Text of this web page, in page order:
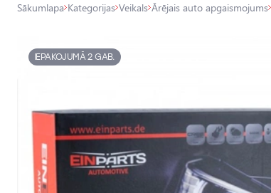
Sākumlapa Kategorijas Veikals Ārējais auto apgaismojums
IEPAKOJUMĀ 2 GAB.
Ārējais auto apgaismojums
Apgaismojuma aksesuāri
Auto aksesuāri
Auto tehniskās apkopes piederumi
Auto ķīmija, dīteilings, aplīmēšana